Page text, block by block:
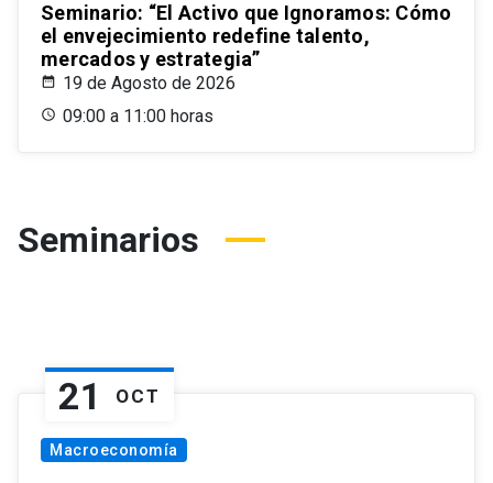
Seminario: “El Activo que Ignoramos: Cómo
el envejecimiento redefine talento,
mercados y estrategia”
19 de Agosto de 2026
09:00 a 11:00 horas
Seminarios
21 OCT
Macroeconomía